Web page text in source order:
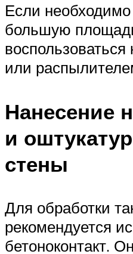
Если необходимо
большую
воспользоваться
или
Нанесение
и
стены
Для обработки
рекомендуется
бетоноконтакт.